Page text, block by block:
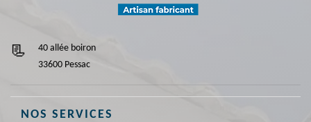
40 allée boiron
33600 Pessac
NOS SERVICES